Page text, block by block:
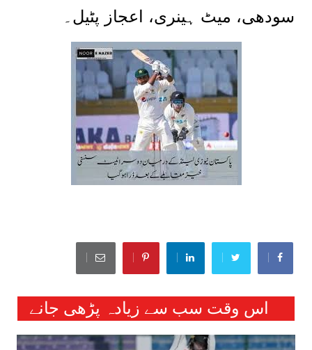
سودھی، میٹ ہینری، اعجاز پٹیل۔
اس وقت سب سے زیادہ پڑھی جانے
والی خبریں :